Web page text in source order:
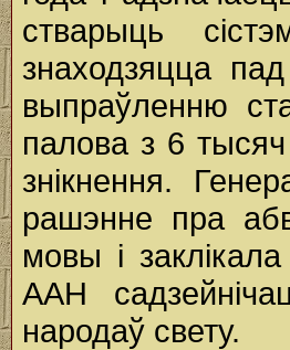
стварыць
знаходзяцца
выпраўленню
палова з 6
знікнення.
рашэнне пра
мовы і
ААН
народаў свету.